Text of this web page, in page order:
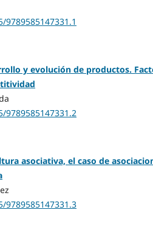
y evolución de productos.
asociativa, el caso de